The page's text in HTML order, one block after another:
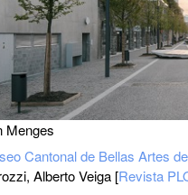
Menges
Cantonal de Bellas Artes
Alberto Veiga [Revista